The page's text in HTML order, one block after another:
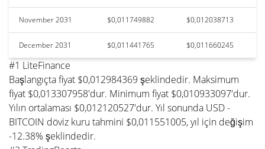
November 2031 $0,011749882 $0,012038713
December 2031 $0,011441765 $0,011660245
#1 LiteFinance
Başlangıçta fiyat $0,012984369 şeklindedir. Maksimum
fiyat $0,013307958'dur. Minimum fiyat $0,010933097'dur.
Yılın ortalaması $0,012120527'dur. Yıl sonunda USD -
BITCOIN döviz kuru tahmini $0,011551005, yıl için değişim
-12.38% şeklindedir.